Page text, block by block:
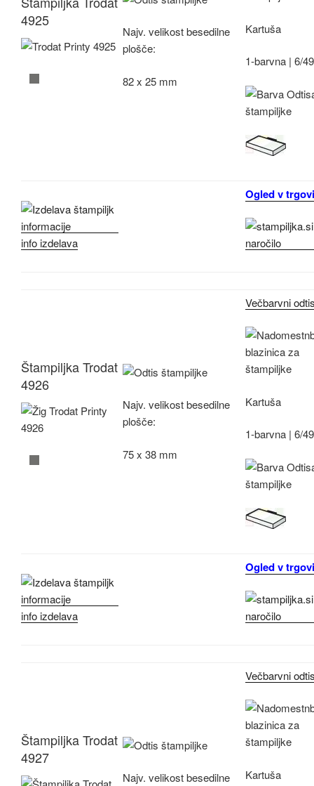
4925
Najv. velikost besedilne
plošče:
82 x 25 mm
Kartuša
1-barvna | 6/
info izdelava
Ogled v
Štampiljka Trodat
4926
Najv. velikost besedilne
plošče:
75 x 38 mm
Večbarvni
Kartuša
1-barvna | 6/
info izdelava
Ogled v
Štampiljka Trodat
4927
Najv. velikost besedilne
Večbarvni
Kartuša